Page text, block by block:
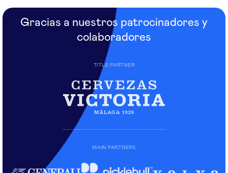
Gracias a nuestros patrocinadores y
colaboradores
TITLE PARTNER
MAIN PARTNERS